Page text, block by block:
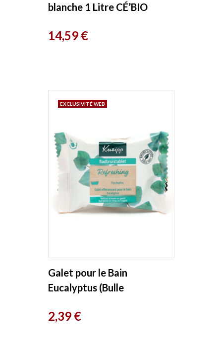
blanche 1 Litre CÉ’BIO
Prix
14,59 €
Galet pour le Bain
Eucalyptus (Bulle
Prix
2,39 €
EXCLUSIVITÉ WEB